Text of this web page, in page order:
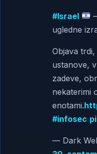
#Israel
ugledne
Objava
ustanove,
zadeve,
nekaterimi
enotami.
#infosec
— Dark